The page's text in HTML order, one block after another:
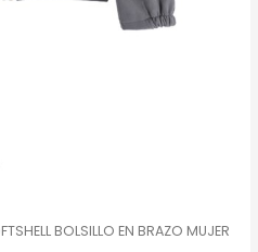
BOLSILLO EN BRAZO MUJER